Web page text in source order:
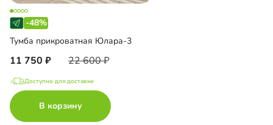
-48%
Тумба прикроватная Юлара-3
11 750 22 600
Доступно для доставки
В корзину